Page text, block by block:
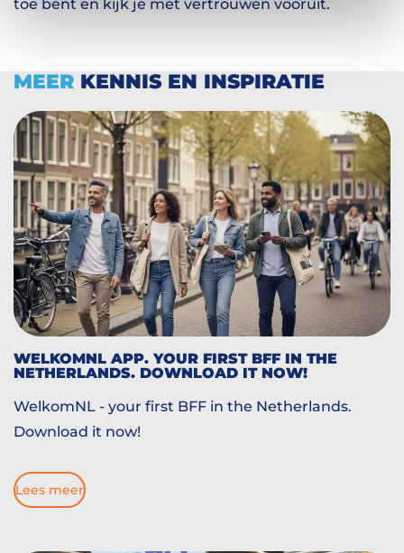
toe bent en kijk je met vertrouwen vooruit.
MEER KENNIS EN INSPIRATIE
WELKOMNL APP. YOUR FIRST BFF IN THE
NETHERLANDS. DOWNLOAD IT NOW!
WelkomNL - your first BFF in the Netherlands.
Download it now!
Lees meer